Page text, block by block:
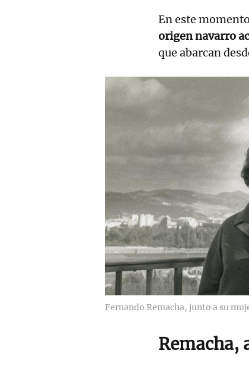
En este
origen navarro
que abarcan
Fernando Remacha, junto a su
Remacha,